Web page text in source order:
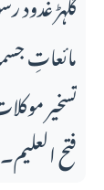
مائعاتِ
تسخیر
فتح